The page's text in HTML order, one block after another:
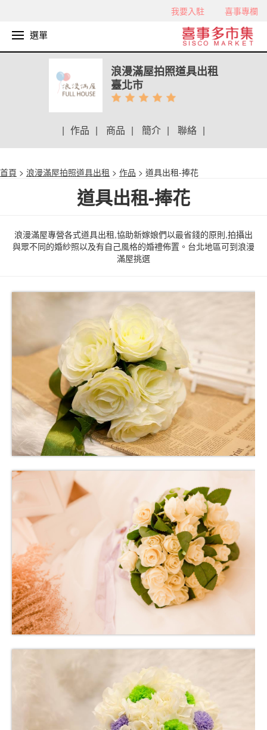
我要入駐 喜事專欄
選單
浪漫滿屋拍照道具出租
臺北市
| 作品 | 商品 | 簡介 | 聯絡 |
首頁 > 浪漫滿屋拍照道具出租 > 作品 > 道具出租-捧花
道具出租-捧花
浪漫滿屋專營各式道具出租,協助新嫁娘們以最省錢的原則,拍攝出
與眾不同的婚紗照以及有自己風格的婚禮佈置。台北地區可到浪漫
滿屋挑選